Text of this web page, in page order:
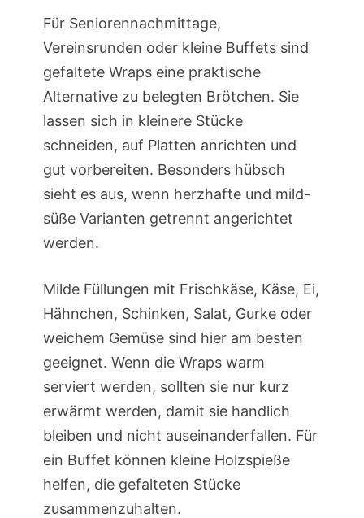
Für Seniorennachmittage,
Vereinsrunden oder kleine Buffets sind
gefaltete Wraps eine praktische
Alternative zu belegten Brötchen. Sie
lassen sich in kleinere Stücke
schneiden, auf Platten anrichten und
gut vorbereiten. Besonders hübsch
sieht es aus, wenn herzhafte und mild-
süße Varianten getrennt angerichtet
werden.
Milde Füllungen mit Frischkäse, Käse, Ei,
Hähnchen, Schinken, Salat, Gurke oder
weichem Gemüse sind hier am besten
geeignet. Wenn die Wraps warm
serviert werden, sollten sie nur kurz
erwärmt werden, damit sie handlich
bleiben und nicht auseinanderfallen. Für
ein Buffet können kleine Holzspieße
helfen, die gefalteten Stücke
zusammenzuhalten.